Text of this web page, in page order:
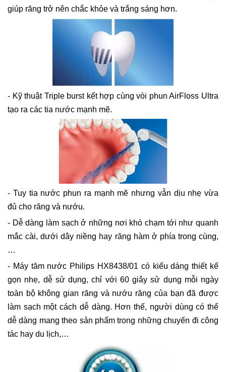
giúp răng trở nên chắc khỏe và trắng sáng hơn.
- Kỹ thuật Triple burst kết hợp cùng vòi phun AirFloss Ultra
tạo ra các tia nước mạnh mẽ.
- Tuy tia nước phun ra mạnh mẽ nhưng vẫn dịu nhẹ vừa
đủ cho răng và nướu.
- Dễ dàng làm sạch ở những nơi khó chạm tới như quanh
mắc cài, dưới dây niềng hay răng hàm ở phía trong cùng,
…
- Máy tăm nước Philips HX8438/01 có kiểu dáng thiết kế
gọn nhẹ, dễ sử dụng, chỉ với 60 giây sử dụng mỗi ngày
toàn bộ không gian răng và nướu răng của bạn đã được
làm sạch một cách dễ dàng. Hơn thế, người dùng có thể
dễ dàng mang theo sản phẩm trong những chuyến đi công
tác hay du lịch,…